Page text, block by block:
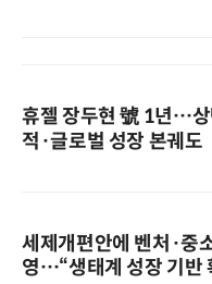
휴젤 장두현 號 1년…상
적·글로벌 성장 본궤도
세제개편안에 벤처·중
영…“생태계 성장 기반